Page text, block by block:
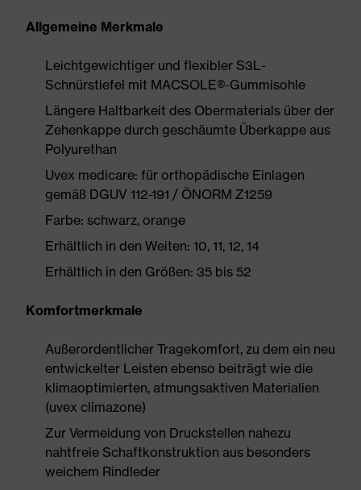
Allgemeine Merkmale
Leichtgewichtiger und flexibler S3L-
Schnürstiefel mit MACSOLE®-Gummisohle
Längere Haltbarkeit des Obermaterials über der
Zehenkappe durch geschäumte Überkappe aus
Polyurethan
Uvex medicare: für orthopädische Einlagen
gemäß DGUV 112-191 / ÖNORM Z1259
Farbe: schwarz, orange
Erhältlich in den Weiten: 10, 11, 12, 14
Erhältlich in den Größen: 35 bis 52
Komfortmerkmale
Außerordentlicher Tragekomfort, zu dem ein neu
entwickelter Leisten ebenso beiträgt wie die
klimaoptimierten, atmungsaktiven Materialien
(uvex climazone)
Zur Vermeidung von Druckstellen nahezu
nahtfreie Schaftkonstruktion aus besonders
weichem Rindleder